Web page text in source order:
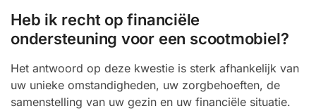
Heb ik recht op financiële
ondersteuning voor een scootmobiel?
Het antwoord op deze kwestie is sterk afhankelijk van
uw unieke omstandigheden, uw zorgbehoeften, de
samenstelling van uw gezin en uw financiële situatie.